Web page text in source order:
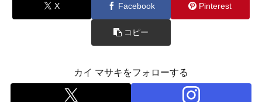
X Facebook Pinterest
コピー
カイ マサキをフォローする